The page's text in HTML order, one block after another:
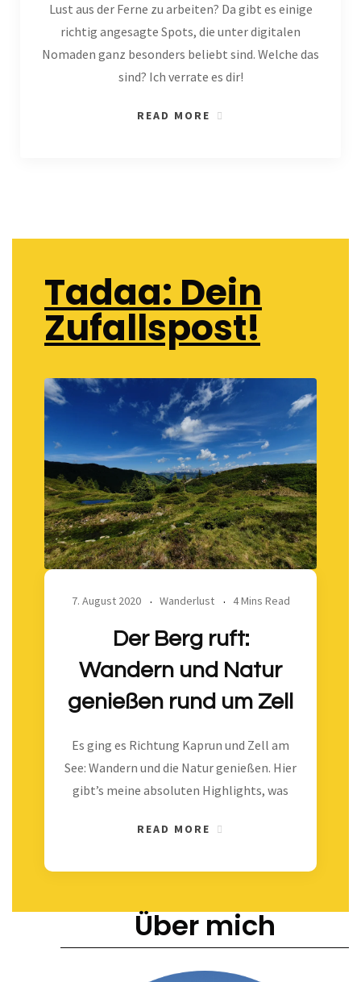
Lust aus der Ferne zu arbeiten? Da gibt es einige
richtig angesagte Spots, die unter digitalen
Nomaden ganz besonders beliebt sind. Welche das
sind? Ich verrate es dir!
READ MORE
Tadaa: Dein
Zufallspost!
7. August 2020 Wanderlust 4 Mins Read
Der Berg ruft:
Wandern und Natur
genießen rund um Zell
Es ging es Richtung Kaprun und Zell am
See: Wandern und die Natur genießen. Hier
gibt’s meine absoluten Highlights, was
READ MORE
Über mich